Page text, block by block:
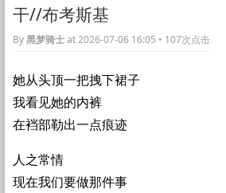
干//布考斯基
By黑梦骑士at 2026-07-06 16:05 • 107次点击
她从头顶一把拽下裙子
我看见她的内裤
在裆部勒出一点痕迹
人之常情
现在我们要做那件事